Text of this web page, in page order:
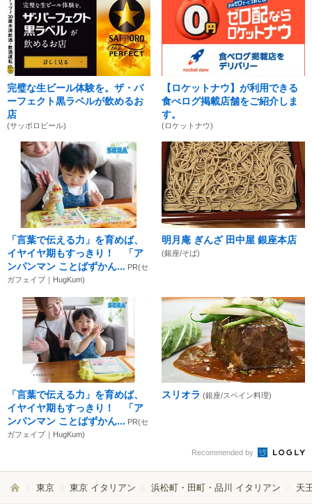
完璧な生ビール体験を。ザ・パ
ーフェクト黒ラベルが飲めるお
店
(サッポロビール)
【ロケットナウ】が利用できる
食べログ掲載店舗をご紹介しま
す。
(ロケットナウ)
「言葉で伝える力」を育めば、
イヤイヤ期もすっきり！ 「ア
ンパンマン ことばずかん... PR(セ
ガフェイブ｜HugKum)
明月庵 ぎんざ 田中屋 銀座本店
(銀座/そば)
「言葉で伝える力」を育めば、
イヤイヤ期もすっきり！ 「ア
ンパンマン ことばずかん... PR(セ
ガフェイブ｜HugKum)
スリオラ (銀座/スペイン料理)
Recommended by
東京 東京 イタリアン 浜松町・田町・品川 イタリアン 天